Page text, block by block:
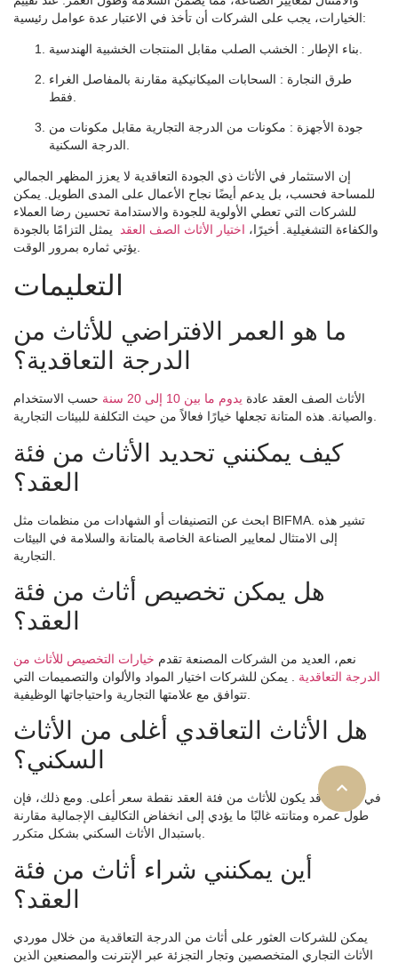
الخيارات، يجب على الشركات أن تأخذ في الاعتبار عدة عوامل رئيسية:
بناء الإطار
طرق النجارة : السحابات الميكانيكية مقارنة بالمفاصل الغراء
جودة الأجهزة : مكونات من الدرجة التجارية مقابل مكونات من
الدرجة السكنية.
إن الاستثمار في الأثاث ذي الجودة التعاقدية لا يعزز المظهر الجمالي
للمساحة فحسب، بل يدعم أيضًا نجاح الأعمال على المدى الطويل. يمكن
للشركات التي تعطي الأولوية للجودة والاستدامة تحسين رضا العملاء
والكفاءة التشغيلية. أخيرًا، اختيار الأثاث الصف العقد
يمثل التزامًا بالجودة
التعليمات
ما هو العمر الافتراضي للأثاث من
الدرجة التعاقدية؟
الأثاث الصف العقد عادة يدوم ما بين 10 إلى 20 سنة
حسب الاستخدام
كيف يمكنني تحديد الأثاث من فئة
العقد؟
ابحث عن التصنيفات أو الشهادات من منظمات مثل BIFMA. تشير هذه
إلى الامتثال لمعايير الصناعة الخاصة بالمتانة والسلامة في البيئات
هل يمكن تخصيص أثاث من فئة
العقد؟
نعم، العديد من الشركات المصنعة تقدم خيارات التخصيص للأثاث من
الدرجة التعاقدية
. يمكن للشركات اختيار المواد والألوان والتصميمات التي
هل الأثاث التعاقدي أغلى من الأثاث
السكني؟
في البداية، قد يكون للأثاث من فئة العقد نقطة سعر أعلى. ومع ذلك، فإن
طول عمره ومتانته غالبًا ما يؤدي إلى انخفاض التكاليف الإجمالية مقارنة
باستبدال الأثاث السكني بشكل متكرر.
أين يمكنني شراء أثاث من فئة
العقد؟
يمكن للشركات العثور على أثاث من الدرجة التعاقدية من خلال موردي
الأثاث التجاري المتخصصين وتجار التجزئة عبر الإنترنت والمصنعين الذين